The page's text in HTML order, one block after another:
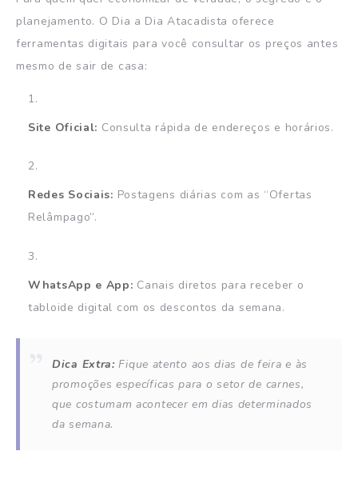
planejamento. O Dia a Dia Atacadista oferece
ferramentas digitais para você consultar os preços antes
mesmo de sair de casa:
Site Oficial: Consulta rápida de endereços e horários.
Redes Sociais: Postagens diárias com as “Ofertas
Relâmpago”.
WhatsApp e App: Canais diretos para receber o
tabloide digital com os descontos da semana.
Dica Extra: Fique atento aos dias de feira e às
promoções específicas para o setor de carnes,
que costumam acontecer em dias determinados
da semana.